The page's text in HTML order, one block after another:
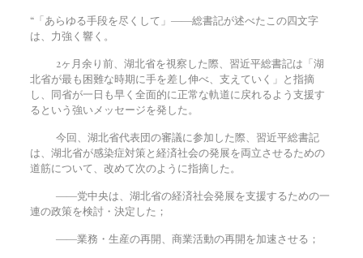
“「あらゆる手段を尽くして」――総書記が述べたこの四文字
は、力強く響く。
2ヶ月余り前、湖北省を視察した際、習近平総書記は「湖
北省が最も困難な時期に手を差し伸べ、支えていく」と指摘
し、同省が一日も早く全面的に正常な軌道に戻れるよう支援す
るという強いメッセージを発した。
今回、湖北省代表団の審議に参加した際、習近平総書記
は、湖北省が感染症対策と経済社会の発展を両立させるための
道筋について、改めて次のように指摘した。
――党中央は、湖北省の経済社会発展を支援するための一
連の政策を検討・決定した；
――業務・生産の再開、商業活動の再開を加速させる；